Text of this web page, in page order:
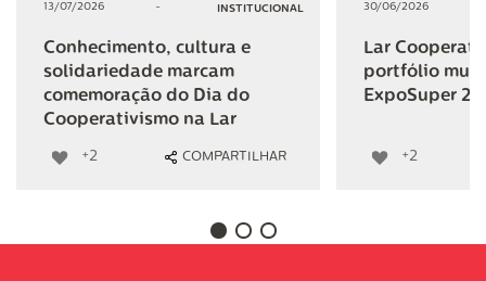
13/07/2026 - INSTITUCIONAL
Conhecimento, cultura e
solidariedade marcam
comemoração do Dia do
Cooperativismo na Lar
+2 COMPARTILHAR
30/06/2026
Lar
portfólio
ExpoSuper
+2